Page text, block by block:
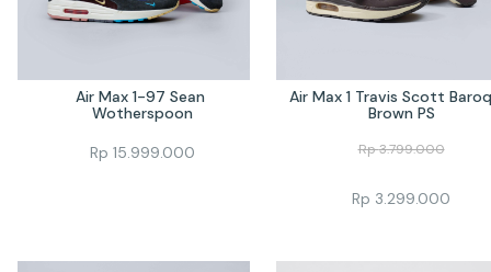
Air Max 1-97 Sean
Wotherspoon
Rp 15.999.000
Air Max 1 Travis Scott
Brown PS
Rp3.799.000
Rp 3.299.000